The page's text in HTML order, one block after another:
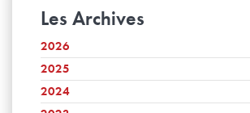
Les Archives
2026
Juillet
Juin
Mai
2025
Décembre
November
2024